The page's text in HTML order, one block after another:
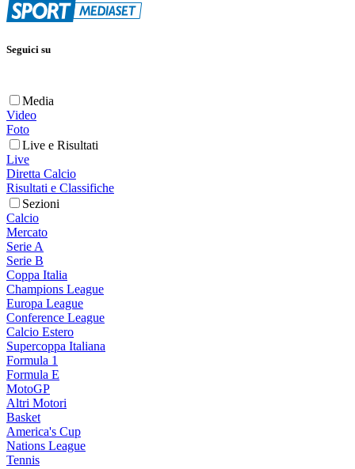
Seguici su
Media
Video
Foto
Live e Risultati
Live
Diretta Calcio
Risultati e Classifiche
Sezioni
Calcio
Mercato
Serie A
Serie B
Coppa Italia
Champions League
Europa League
Conference League
Calcio Estero
Supercoppa Italiana
Formula 1
Formula E
MotoGP
Altri Motori
Basket
America's Cup
Nations League
Tennis